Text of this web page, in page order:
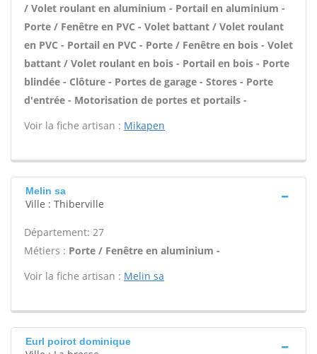
/ Volet roulant en aluminium - Portail en aluminium -
Porte / Fenêtre en PVC - Volet battant / Volet roulant
en PVC - Portail en PVC - Porte / Fenêtre en bois - Volet
battant / Volet roulant en bois - Portail en bois - Porte
blindée - Clôture - Portes de garage - Stores - Porte
d'entrée - Motorisation de portes et portails -
Voir la fiche artisan : Mikapen
Melin sa
Ville : Thiberville
Département: 27
Métiers : Porte / Fenêtre en aluminium -
Voir la fiche artisan : Melin sa
Eurl poirot dominique